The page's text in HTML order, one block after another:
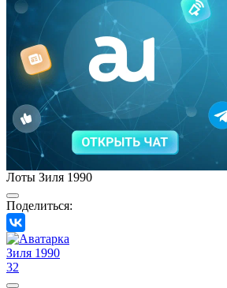
Лоты Зиля 1990
Поделиться:
Зиля 1990
32